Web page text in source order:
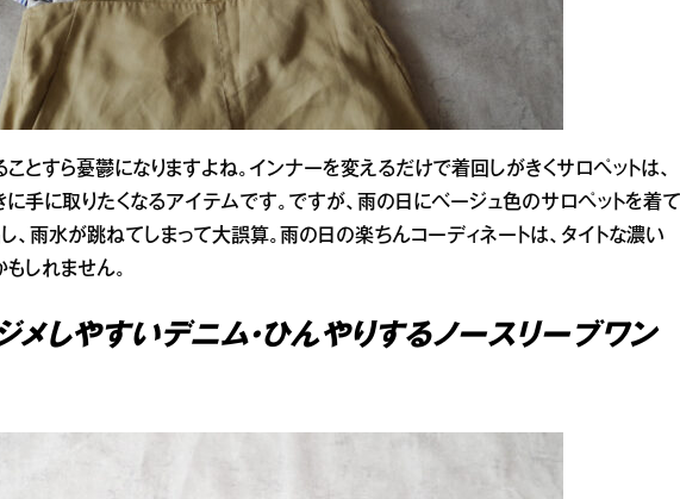
ことすら憂鬱になりますよね。インナーを変えるだけで着回しがきくサロペットは、
に手に取りたくなるアイテムです。ですが、雨の日にベージュ色のサロペットを着て
、雨水が跳ねてしまって大誤算。雨の日の楽ちんコーディネートは、タイトな濃い
しれません。
メしやすいデニム・ひんやりするノースリーブワン